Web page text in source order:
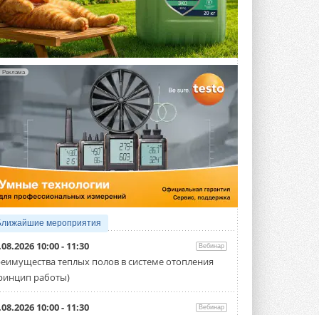
Для Арктики создали
технологию защиты
ветрогенераторов от аварий
Разработка учитывает влияние
мерзлоты, обледенения и снеговых ...
ВЧЕРА
Гибридный тепловой насос PV/T
с одним общим испарителем
Исследователи предложили
конструкцию двухисточникового ...
5 АВГУСТА 2026
21-й ежегодный форум
«ЦОД-2026»
Мероприятие пройдет 2-3 сентября в
отеле Radisson Slavyanskaya. Форум
посетит более двух тысяч участников ...
5 АВГУСТА 2026
Китайская Shenling представила
«воздух-вода» на R290
Серия ThermaX R290 All-In-One
включает три модели ...
Реклама
мероприятия
10:00 - 11:30 Вебинар
теплых полов в системе отопления
работы)
10:00 - 11:30 Вебинар